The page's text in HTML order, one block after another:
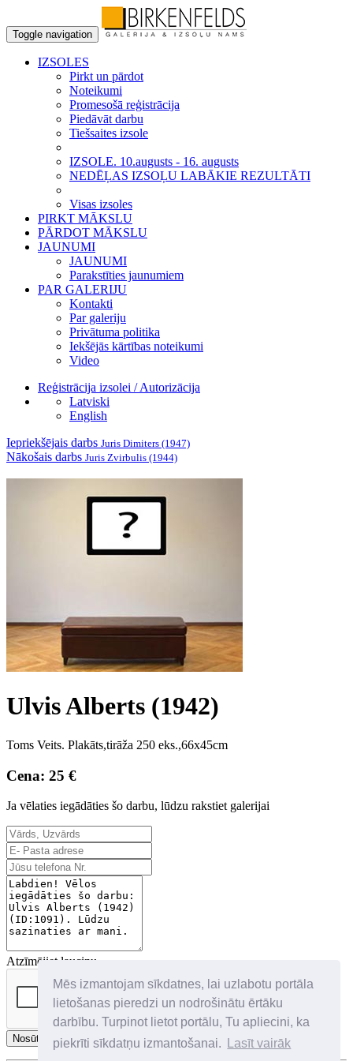
Mēs izmantojam sīkdatnes, lai uzlabotu portāla
lietošanas pieredzi un nodrošinātu ērtāku
darbību. Turpinot lietot portālu, Tu apliecini, ka
piekrīti sīkdatņu izmantošanai.
Lasīt vairāk
Toggle navigation
IZSOLES
Pirkt un pārdot
Noteikumi
Promesošā reģistrācija
Piedāvāt darbu
Tiešsaites izsole
IZSOLE. 10.augusts - 16. augusts
NEDĒĻAS IZSOĻU LABĀKIE REZULTĀTI
Visas izsoles
PIRKT MĀKSLU
PĀRDOT MĀKSLU
JAUNUMI
JAUNUMI
Parakstīties jaunumiem
PAR GALERIJU
Kontakti
Par galeriju
Privātuma politika
Iekšējās kārtības noteikumi
Video
Reģistrācija izsolei / Autorizācija
Latviski
English
Iepriekšējais darbs Juris Dimiters (1947)
Nākošais darbs Juris Zvirbulis (1944)
Ulvis Alberts (1942)
Toms Veits. Plakāts,tirāža 250 eks.,66x45cm
Cena: 25 €
Ja vēlaties iegādāties šo darbu, lūdzu rakstiet galerijai
Atzīmējiet lauciņu
Nosūtīt